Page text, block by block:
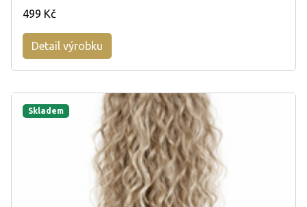
499 Kč
Detail výrobku
Skladem